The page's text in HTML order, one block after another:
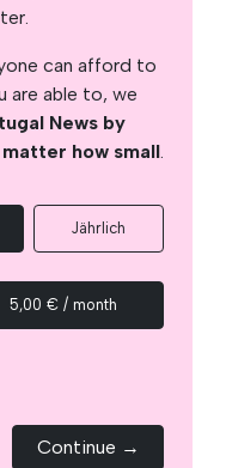
Google
News
from
honest and
online and in
the local
website,